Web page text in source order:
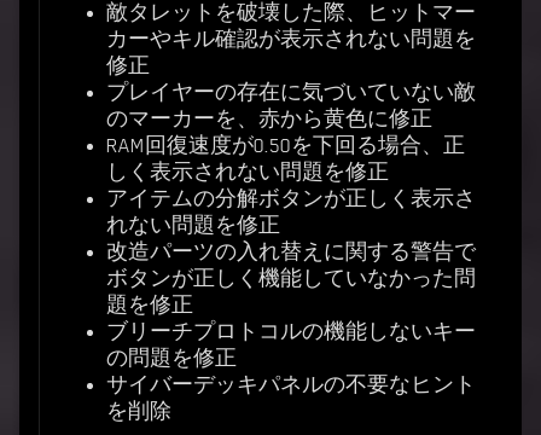
敵タレットを破壊した際、ヒットマー
カーやキル確認が表示されない問題を
修正
プレイヤーの存在に気づいていない敵
のマーカーを、赤から黄色に修正
RAM回復速度が0.50を下回る場合、正
しく表示されない問題を修正
アイテムの分解ボタンが正しく表示さ
れない問題を修正
改造パーツの入れ替えに関する警告で
ボタンが正しく機能していなかった問
題を修正
ブリーチプロトコルの機能しないキー
の問題を修正
サイバーデッキパネルの不要なヒント
を削除